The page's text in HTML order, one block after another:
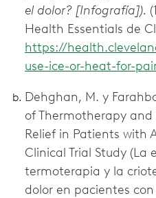
el dolor? [Infografía]).
Health Essentials de
https://
use-ice-or-heat-for-
Dehghan, M. y
of Thermotherapy
Relief in Patients with
Clinical Trial Study (La
termoterapia y la
dolor en pacientes